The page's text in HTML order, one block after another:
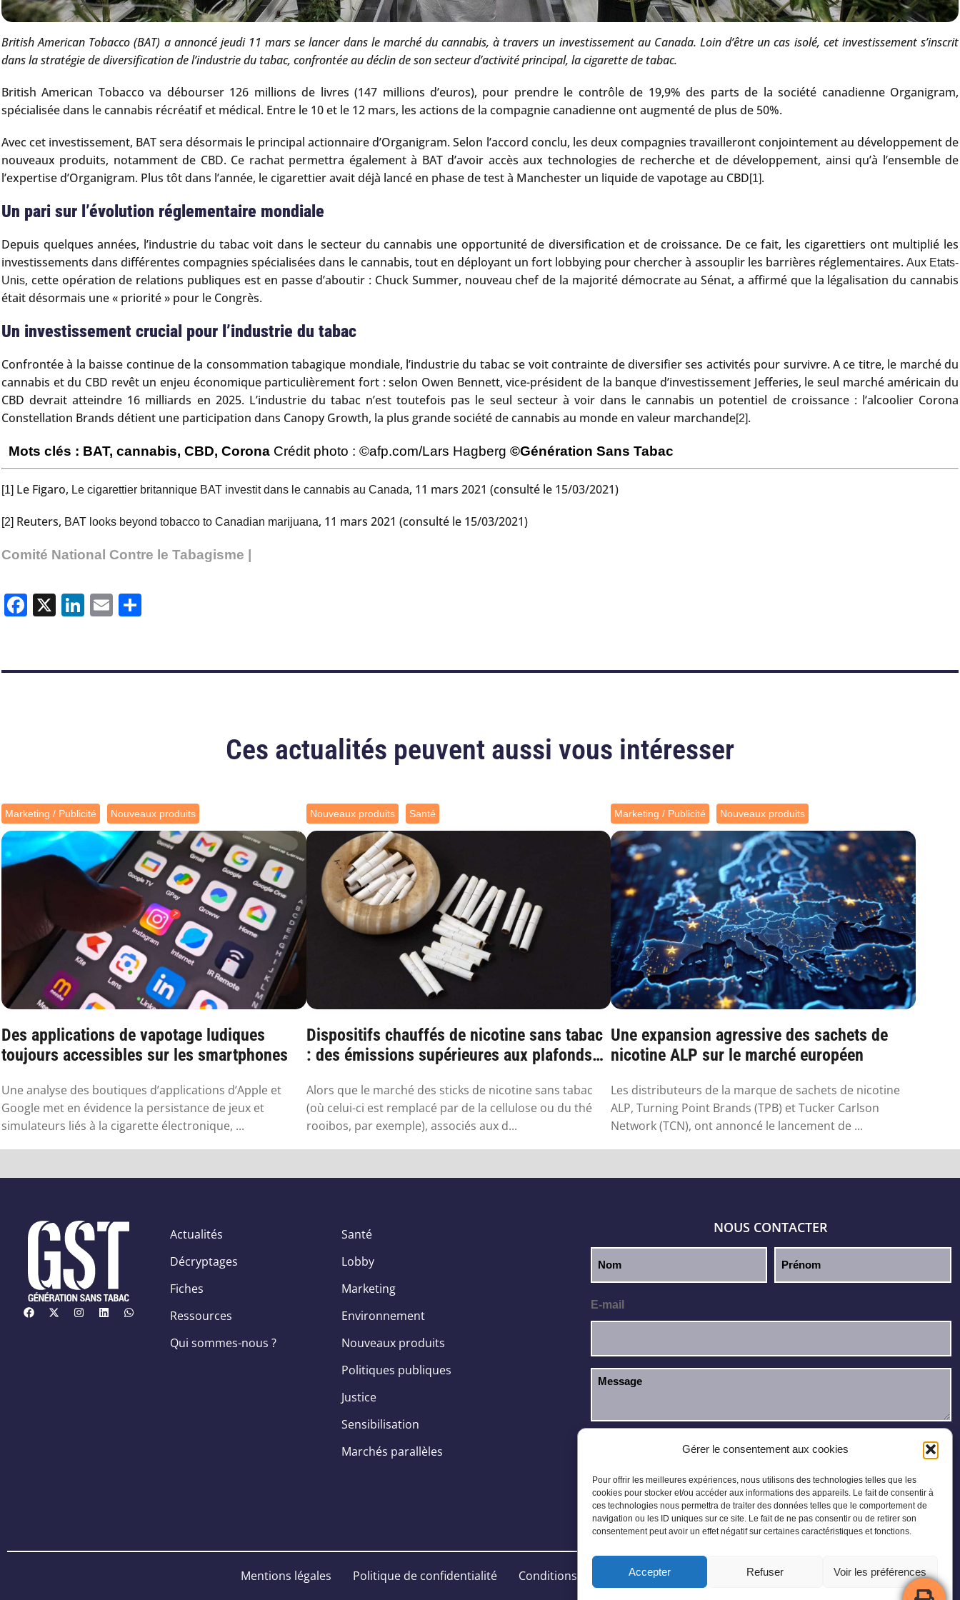
Gérer le consentement aux cookies
Pour offrir les meilleures expériences, nous utilisons des technologies telles que les
cookies pour stocker et/ou accéder aux informations des appareils. Le fait de consentir à
ces technologies nous permettra de traiter des données telles que le comportement de
navigation ou les ID uniques sur ce site. Le fait de ne pas consentir ou de retirer son
consentement peut avoir un effet négatif sur certaines caractéristiques et fonctions.
Accepter Refuser Voir les préférences
British American Tobacco (BAT) a annoncé jeudi 11 mars se lancer dans le marché du cannabis, à travers un investissement au Canada. Loin d’être un cas isolé, cet investissement s’inscrit
dans la stratégie de diversification de l’industrie du tabac, confrontée au déclin de son secteur d’activité principal, la cigarette de tabac.
British American Tobacco va débourser 126 millions de livres (147 millions d’euros), pour prendre le contrôle de 19,9% des parts de la société canadienne Organigram,
spécialisée dans le cannabis récréatif et médical. Entre le 10 et le 12 mars, les actions de la compagnie canadienne ont augmenté de plus de 50%.
Avec cet investissement, BAT sera désormais le principal actionnaire d’Organigram. Selon l’accord conclu, les deux compagnies travailleront conjointement au développement de
nouveaux produits, notamment de CBD. Ce rachat permettra également à BAT d’avoir accès aux technologies de recherche et de développement, ainsi qu’à l’ensemble de
l’expertise d’Organigram. Plus tôt dans l’année, le cigarettier avait déjà lancé en phase de test à Manchester un liquide de vapotage au CBD[1].
Un pari sur l’évolution réglementaire mondiale
Depuis quelques années, l’industrie du tabac voit dans le secteur du cannabis une opportunité de diversification et de croissance. De ce fait, les cigarettiers ont multiplié les
investissements dans différentes compagnies spécialisées dans le cannabis, tout en déployant un fort lobbying pour chercher à assouplir les barrières réglementaires. Aux Etats-
Unis, cette opération de relations publiques est en passe d’aboutir : Chuck Summer, nouveau chef de la majorité démocrate au Sénat, a affirmé que la légalisation du cannabis
était désormais une « priorité » pour le Congrès.
Un investissement crucial pour l’industrie du tabac
Confrontée à la baisse continue de la consommation tabagique mondiale, l’industrie du tabac se voit contrainte de diversifier ses activités pour survivre. A ce titre, le marché du
cannabis et du CBD revêt un enjeu économique particulièrement fort : selon Owen Bennett, vice-président de la banque d’investissement Jefferies, le seul marché américain du
CBD devrait atteindre 16 milliards en 2025. L’industrie du tabac n’est toutefois pas le seul secteur à voir dans le cannabis un potentiel de croissance : l’alcoolier Corona
Constellation Brands détient une participation dans Canopy Growth, la plus grande société de cannabis au monde en valeur marchande[2].
Mots clés : BAT, cannabis, CBD, Corona Crédit photo : ©afp.com/Lars Hagberg ©Génération Sans Tabac
[1] Le Figaro, Le cigarettier britannique BAT investit dans le cannabis au Canada, 11 mars 2021 (consulté le 15/03/2021)
[2] Reuters, BAT looks beyond tobacco to Canadian marijuana, 11 mars 2021 (consulté le 15/03/2021)
Comité National Contre le Tabagisme |
Facebook
X LinkedIn
Email
Ces actualités peuvent aussi vous intéresser
Marketing / Publicité Nouveaux produits
Des applications de vapotage ludiques
toujours accessibles sur les smartphones
Une analyse des boutiques d’applications d’Apple et
Google met en évidence la persistance de jeux et
simulateurs liés à la cigarette électronique, ...
Nouveaux produits Santé
Dispositifs chauffés de nicotine sans tabac
: des émissions supérieures aux plafonds
Alors que le marché des sticks de nicotine sans tabac
(où celui-ci est remplacé par de la cellulose ou du thé
rooibos, par exemple), associés aux d...
Marketing / Publicité Nouveaux produits
Une expansion agressive des sachets de
nicotine ALP sur le marché européen
Les distributeurs de la marque de sachets de nicotine
ALP, Turning Point Brands (TPB) et Tucker Carlson
Network (TCN), ont annoncé le lancement de ...
Actualités
Décryptages
Fiches
Ressources
Qui sommes-nous ?
Santé
Lobby
Marketing
Environnement
Nouveaux produits
Politiques publiques
Justice
Sensibilisation
Marchés parallèles
NOUS CONTACTER
E-mail
J’ai lu et j’accepte lapolitique de confidentialité
Mentions légales Politique de confidentialité Conditions Générales Plan du site